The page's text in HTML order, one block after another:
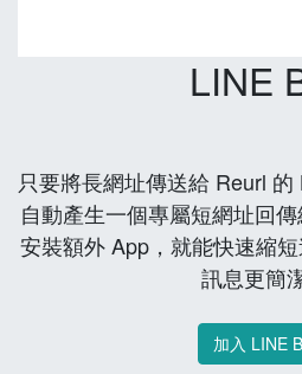
LINE
只要將長網址傳送給 Reurl
自動產生一個專屬短網址回
安裝額外 App，就能快速縮短
訊息更簡潔
加入 LINE